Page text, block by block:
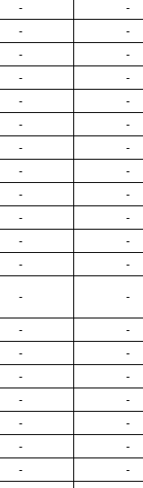
-
-
-
-
-
-
-
-
-
-
-
-
-
-
-
-
-
-
-
-
-
-
- -
- -
-
-
-
-
-
-
-
-
-
-
-
-
-
-